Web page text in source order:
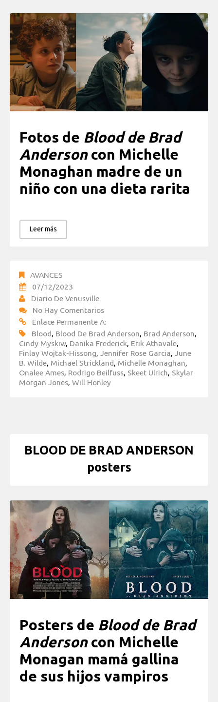
Fotos de Blood de Brad
Andersoncon Michelle
Monaghan madre de un
niño con una dieta rarita
Leer más
AVANCES
07/12/2023
Diario De Venusville
No Hay Comentarios
Enlace Permanente A:
Blood, Blood De Brad Anderson, Brad Anderson,
Cindy Myskiw, Danika Frederick, Erik Athavale,
Finlay Wojtak-Hissong, Jennifer Rose Garcia, June
B. Wilde, Michael Strickland, Michelle Monaghan,
Onalee Ames, Rodrigo Beilfuss, Skeet Ulrich, Skylar
Morgan Jones, Will Honley
BLOOD DE BRAD ANDERSON
posters
Posters de Blood de Brad
Andersoncon Michelle
Monagan mamá gallina
de sus hijos vampiros